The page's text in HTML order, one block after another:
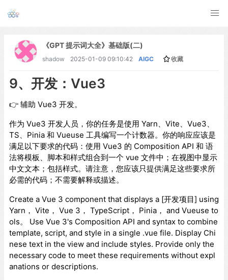
《GPT 提示词大全》基础版(二)
shadow 2025-01-09 09:10:42 AIGC 收藏
9、开发：Vue3
👉 辅助 Vue3 开发。
作为 Vue3 开发人员，你的任务是使用 Yarn、Vite、Vue3、
TS、Pinia 和 Vueuse 工具编写一个计数器。你的响应应该是
满足以下要求的代码：使用 Vue3 的 Composition API 和 语
法将模板、脚本和样式组合到一个 vue 文件中；在视图中显示
中文文本；包括样式。请注意，您应该只提供满足这些要求所
必需的代码；不需要解释或描述。
Create a Vue 3 component that displays a [开发项目] using
Yarn， Vite， Vue 3， TypeScript， Pinia， and Vueuse to
ols。 Use Vue 3's Composition API and syntax to combine
template, script, and style in a single .vue file. Display Chi
nese text in the view and include styles. Provide only the
necessary code to meet these requirements without expl
anations or descriptions.